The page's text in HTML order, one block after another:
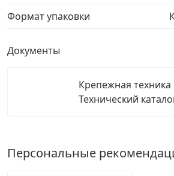
Перфорированный крепеж
Скобяные изделия и мебельная
Формат упаковки
Документы
Крепежная техника
Технический
Персональные